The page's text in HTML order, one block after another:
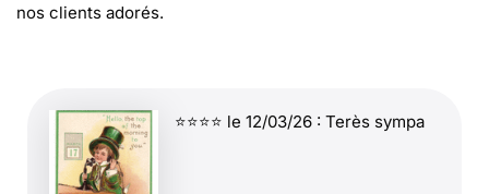
nos clients adorés.
⭐⭐⭐⭐ le 12/03/26 : Terès sympa